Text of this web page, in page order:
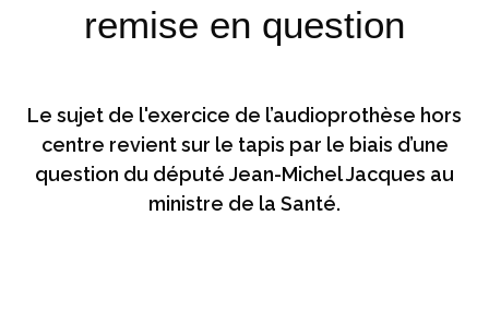
remise en question
Le sujet de l'exercice de l’audioprothèse hors
centre revient sur le tapis par le biais d’une
question du député Jean-Michel Jacques au
ministre de la Santé.